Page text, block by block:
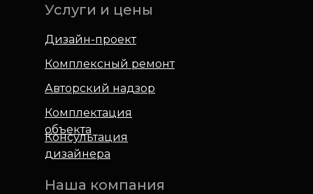
Услуги и цены
Дизайн-проект
Комплексный ремонт
Авторский надзор
Наша компания
Комплектация
объекта
Консультация
дизайнера